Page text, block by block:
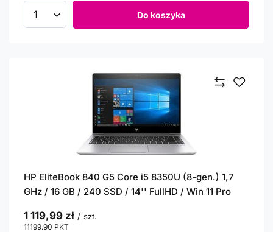
Ilość produktów Do koszyka
HP EliteBook 840 G5 Core i5 8350U (8-gen.) 1,7
GHz / 16 GB / 240 SSD / 14'' FullHD / Win 11 Pro
1 119,99 zł / szt.
11199.90 PKT